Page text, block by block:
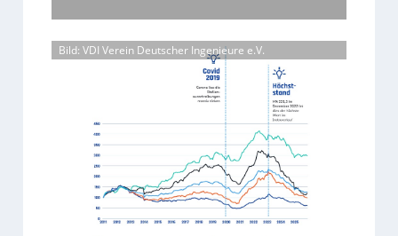
Bild: VDI Verein Deutscher Ingenieure e.V.